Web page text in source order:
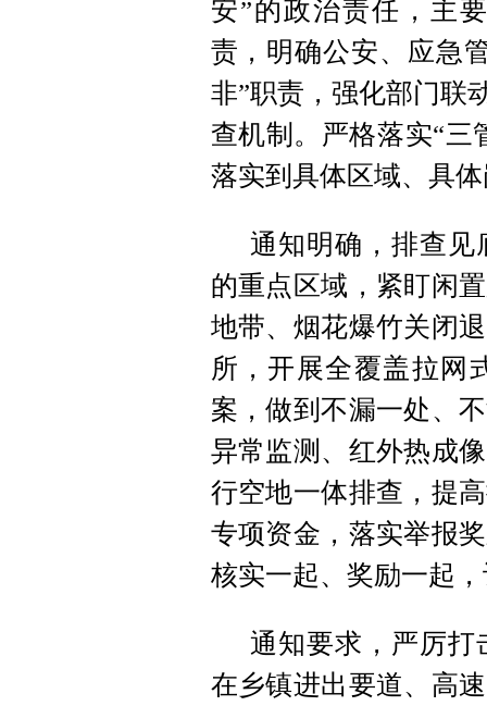
安”的政治责任，主
责，明确公安、应急
非”职责，强化部门联
查机制。严格落实“三
落实到具体区域、具
通知明确，排查见
的重点区域，紧盯闲
地带、烟花爆竹关闭
所，开展全覆盖拉网
案，做到不漏一处、
异常监测、红外热成
行空地一体排查，提
专项资金，落实举报
核实一起、奖励一起
通知要求，严厉打
在乡镇进出要道、高